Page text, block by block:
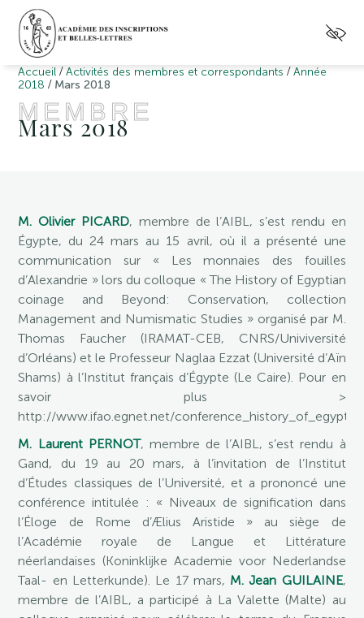
Accueil /Activités des membres et correspondants /Année
2018 / Mars 2018
MEMBRE
Mars 2018
M. Olivier PICARD, membre de l’AIBL, s’est rendu en
Égypte, du 24 mars au 15 avril, où il a présenté une
communication sur « Les monnaies des fouilles
d’Alexandrie » lors du colloque « The History of Egyptian
coinage and Beyond: Conservation, collection
Management and Numismatic Studies » organisé par M.
Thomas Faucher (IRAMAT-CEB, CNRS/Univiversité
d’Orléans) et le Professeur Naglaa Ezzat (Université d’Aïn
Shams) à l’Institut français d’Égypte (Le Caire). Pour en
savoir plus >
http://www.ifao.egnet.net/
M. Laurent PERNOT, membre de l’AIBL, s’est rendu à
Gand, du 19 au 20 mars, à l’invitation de l’Institut
d’Études classiques de l’Université, et a prononcé une
conférence intitulée : « Niveaux de signification dans
l’Éloge de Rome d’Ælius Aristide » au siège de
l’Académie royale de Langue et Littérature
néerlandaises (Koninklijke Academie voor Nederlandse
Taal- en Letterkunde). Le 17 mars, M. Jean GUILAINE,
membre de l’AIBL, a participé à La Valette (Malte) au